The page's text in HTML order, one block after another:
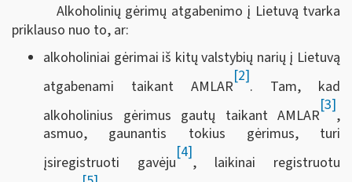
Alkoholinių gėrimų atgabenimo į Lietuvą tvarka
priklauso nuo to, ar:
alkoholiniai gėrimai iš kitų valstybių narių į Lietuvą
atgabenami taikant AMLAR
[2]
. Tam, kad
alkoholinius gėrimus gautų taikant AMLAR
[3]
,
asmuo, gaunantis tokius gėrimus, turi
įsiregistruoti gavėju
[4]
, laikinai registruotu